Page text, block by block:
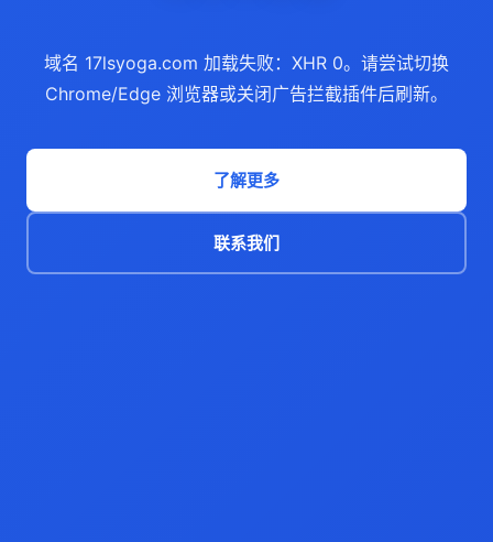
域名 17lsyoga.com 加载失败：XHR 0。请尝试切换
Chrome/Edge 浏览器或关闭广告拦截插件后刷新。
了解更多
联系我们